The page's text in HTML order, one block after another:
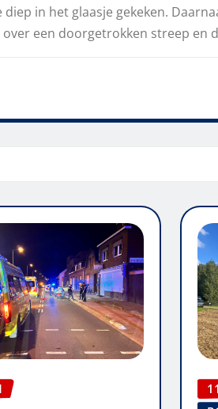
in het glaasje gekeken.
een doorgetrokken streep en